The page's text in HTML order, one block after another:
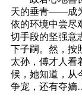
天的垂青——成
依的环境中尝尽
切手段的坚强意
下子嗣。然，按
太孙，傅才人看
候，她知道，从
争宠，还有夺